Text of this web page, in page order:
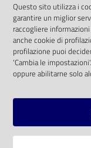
solo alle
comunitaria
SOCIAL
Questo sito utilizza i
garantire un miglior
raccogliere
anche cookie di
profilazione puoi
'Cambia le
oppure abilitarne solo